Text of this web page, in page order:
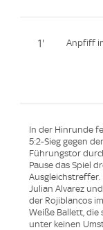
1' Anpfiff
In der Hinrunde
5:2-Sieg gegen
Führungstor
Pause das Spiel
Julian Alvarez
der Rojiblancos
Weiße Ballett, die
unter keinen